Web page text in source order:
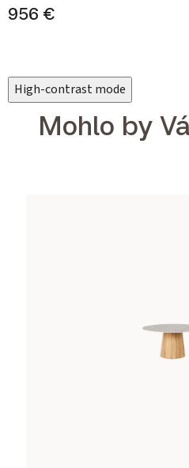
956 €
High-contrast mode
Mohlo by